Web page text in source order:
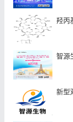
羟丙
智源
新型